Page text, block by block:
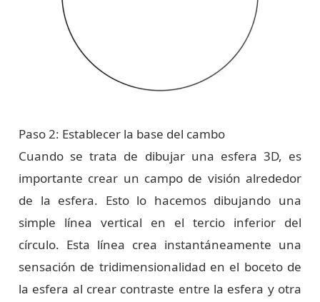
Paso 2: Establecer la base del cambo
Cuando se trata de dibujar una esfera 3D, es
importante crear un campo de visión alrededor
de la esfera. Esto lo hacemos dibujando una
simple línea vertical en el tercio inferior del
círculo. Esta línea crea instantáneamente una
sensación de tridimensionalidad en el boceto de
la esfera al crear contraste entre la esfera y otra